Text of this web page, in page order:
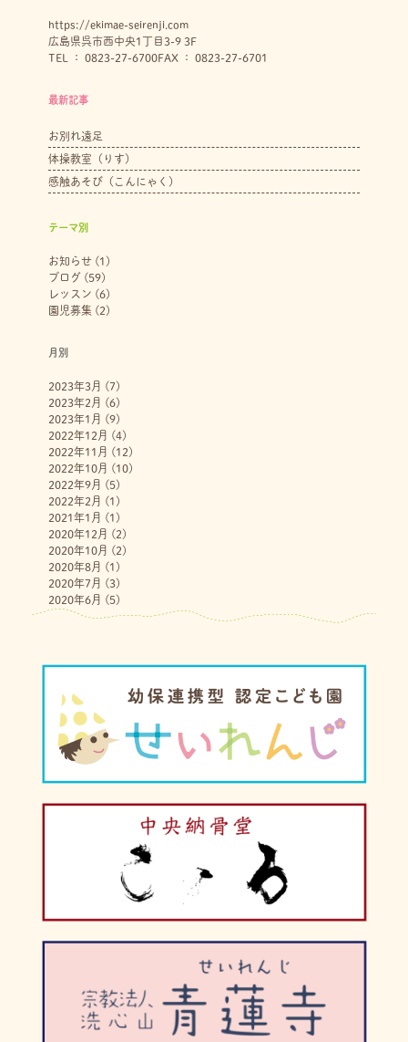
https://ekimae-seirenji.com
広島県呉市西中央1丁目3-9 3F
TEL ： 0823-27-6700FAX ： 0823-27-6701
最新記事
お別れ遠足
体操教室（りす）
感触あそび（こんにゃく）
テーマ別
お知らせ(1)
ブログ (59)
レッスン (6)
園児募集 (2)
月別
2023年3月 (7)
2023年2月 (6)
2023年1月 (9)
2022年12月 (4)
2022年11月 (12)
2022年10月 (10)
2022年9月 (5)
2022年2月 (1)
2021年1月 (1)
2020年12月 (2)
2020年10月 (2)
2020年8月 (1)
2020年7月 (3)
2020年6月 (5)